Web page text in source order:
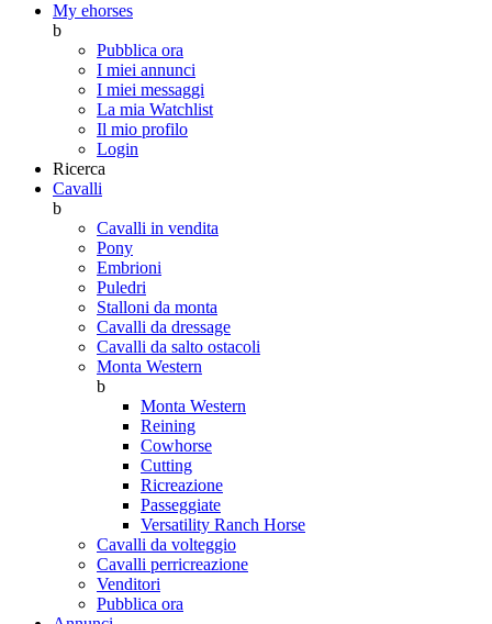
My ehorses
b
Pubblica ora
I miei annunci
I miei messaggi
La mia Watchlist
Il mio profilo
Login
Ricerca
Cavalli
b
Cavalli in vendita
Pony
Embrioni
Puledri
Stalloni da monta
Cavalli da dressage
Cavalli da salto ostacoli
Monta Western
b
Monta Western
Reining
Cowhorse
Cutting
Ricreazione
Passeggiate
Versatility Ranch Horse
Cavalli da volteggio
Cavalli perricreazione
Venditori
Pubblica ora